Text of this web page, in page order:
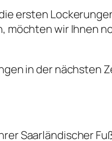
ersten
wir Ihnen
in der nächsten
Saarländischer